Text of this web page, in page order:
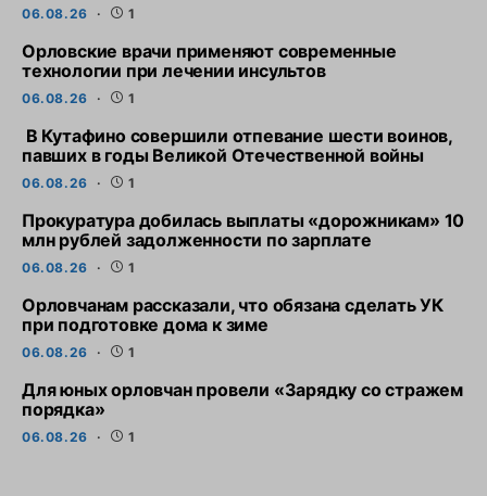
06.08.26 1
Орловские врачи применяют современные
технологии при лечении инсультов
06.08.26 1
В Кутафино совершили отпевание шести воинов,
павших в годы Великой Отечественной войны
06.08.26 1
Прокуратура добилась выплаты «дорожникам» 10
млн рублей задолженности по зарплате
06.08.26 1
Орловчанам рассказали, что обязана сделать УК
при подготовке дома к зиме
06.08.26 1
Для юных орловчан провели «Зарядку со стражем
порядка»
06.08.26 1